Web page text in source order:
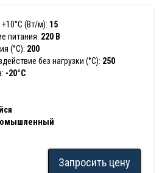
(Вт/м): 15
питания: 220 В
(°С): 200
без нагрузки (°С): 250
-20°C
Запросить цену